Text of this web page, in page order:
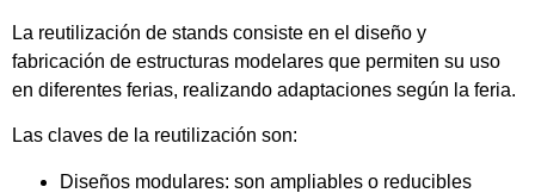
La reutilización de stands consiste en el diseño y
fabricación de estructuras modelares que permiten su uso
en diferentes ferias, realizando adaptaciones según la feria.
Las claves de la reutilización son:
Diseños modulares: son ampliables o reducibles